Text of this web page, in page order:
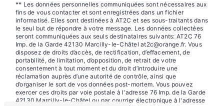
** Les données personnelles communiquées sont nécessaires aux
fins de vous contacter et sont enregistrées dans un fichier
informatisé. Elles sont destinées à AT2C et ses sous-traitants dans
le seul but de répondre à votre message. Les données collectées
seront communiquées aux seuls destinataires suivants: AT2C 76
Imp. de la Garde 42130 Marcilly-le-Châtel at2c@orange.fr. Vous
disposez de droits d’accès, de rectification, d’effacement, de
portabilité, de limitation, d’opposition, de retrait de votre
consentement à tout moment et du droit d’introduire une
réclamation auprès d’une autorité de contrôle, ainsi que
d’organiser le sort de vos données post-mortem. Vous pouvez
exercer ces droits par voie postale à l'adresse 76 Imp. de la Garde
42130 Marcilly-le-Châtel ou par courrier électronique à l'adresse